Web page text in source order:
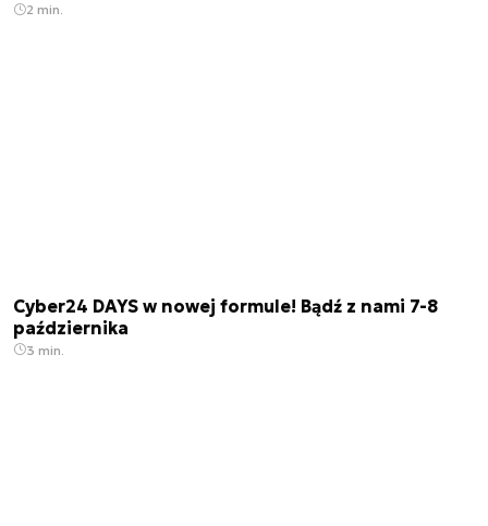
2 min.
Cyber24 DAYS w nowej formule! Bądź z nami 7-8
października
3 min.